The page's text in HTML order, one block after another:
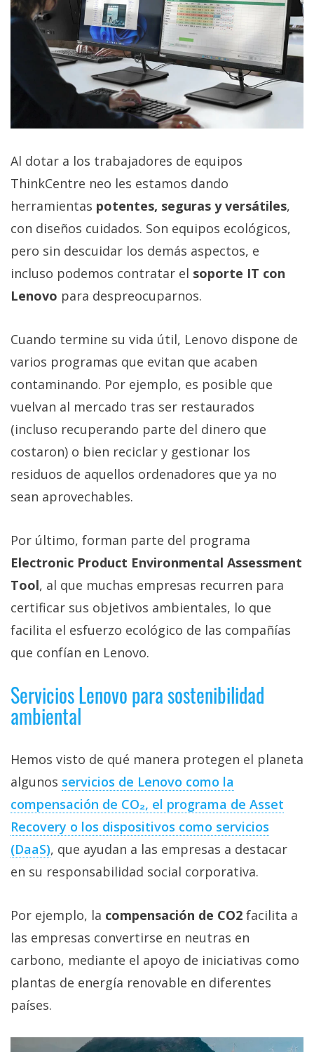
Al dotar a los trabajadores de equipos
ThinkCentre neo les estamos dando
herramientas potentes, seguras y versátiles,
con diseños cuidados. Son equipos ecológicos,
pero sin descuidar los demás aspectos, e
incluso podemos contratar el soporte IT con
Lenovo para despreocuparnos.
Cuando termine su vida útil, Lenovo dispone de
varios programas que evitan que acaben
contaminando. Por ejemplo, es posible que
vuelvan al mercado tras ser restaurados
(incluso recuperando parte del dinero que
costaron) o bien reciclar y gestionar los
residuos de aquellos ordenadores que ya no
sean aprovechables.
Por último, forman parte del programa
Electronic Product Environmental Assessment
Tool, al que muchas empresas recurren para
certificar sus objetivos ambientales, lo que
facilita el esfuerzo ecológico de las compañías
que confían en Lenovo.
Servicios Lenovo para sostenibilidad
ambiental
Hemos visto de qué manera protegen el planeta
algunos servicios de Lenovo como la
compensación de CO₂, el programa de Asset
Recovery o los dispositivos como servicios
(DaaS), que ayudan a las empresas a destacar
en su responsabilidad social corporativa.
Por ejemplo, la compensación de CO2 facilita a
las empresas convertirse en neutras en
carbono, mediante el apoyo de iniciativas como
plantas de energía renovable en diferentes
países.